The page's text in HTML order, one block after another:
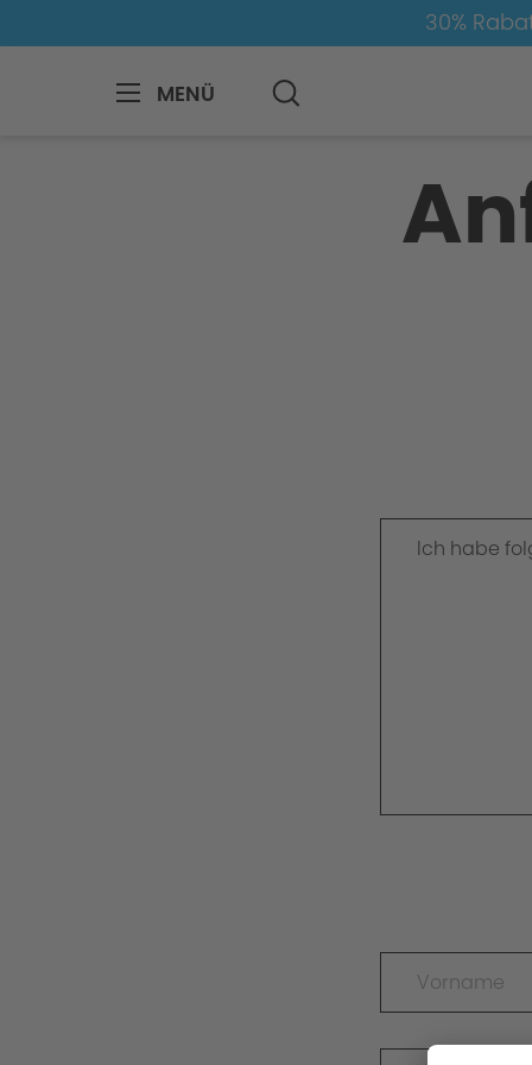
30%
MENÜ